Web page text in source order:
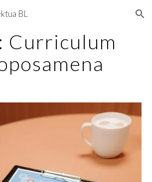
Skip to navigation
BL
Curriculum